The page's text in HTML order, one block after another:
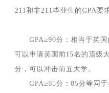
211和非211毕业生的GPA要
GPA≥90分：相当于英国
可以申请英国前15名的顶级
分，可以冲击前五大学。
GPA≥85分：85分等同于